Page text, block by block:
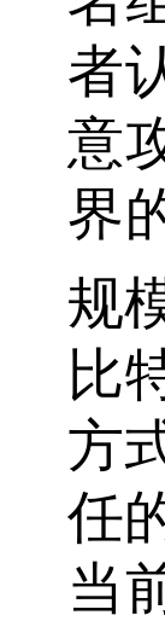
者
意
界
规
比
方
任
当